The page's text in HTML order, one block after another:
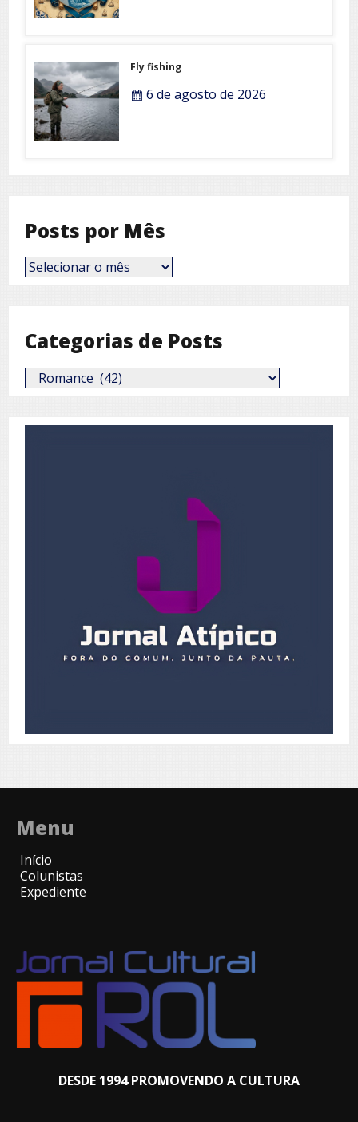
Fly fishing
6 de agosto de 2026
Posts por Mês
Posts
por
Categorias de Posts
Categorias
de
Menu
Início
Colunistas
Expediente
DESDE 1994 PROMOVENDO A CULTURA